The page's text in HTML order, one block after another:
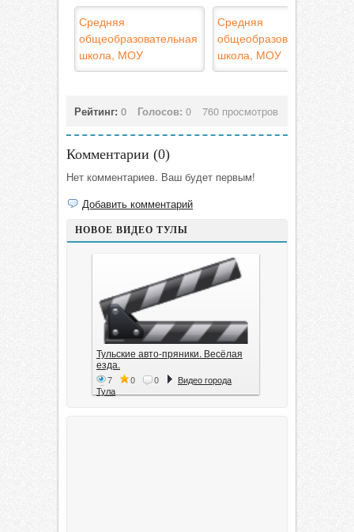
Средняя
общеобразовательная
школа, МОУ
Средняя
общеобразовательная
школа, МОУ
Рейтинг: 0 Голосов: 0 760 просмотров
Комментарии (0)
Нет комментариев. Ваш будет первым!
Добавить комментарий
НОВОЕ ВИДЕО ТУЛЫ
Тульские авто-пряники. Весёлая
езда.
7 0 0
Видео города
Тула